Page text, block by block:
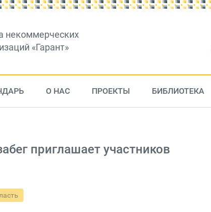
некоммерческих
«Гарант»
О НАС ПРОЕКТЫ БИБЛИОТЕКА
приглашает участников